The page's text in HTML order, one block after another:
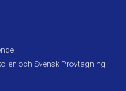
och Svensk Provtagning